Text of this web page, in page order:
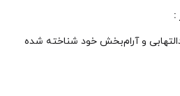
:
و آرام‌بخش خود شناخته شده